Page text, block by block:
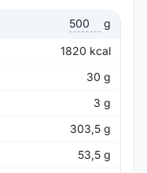
g
1820 kcal
30 g
3 g
303,5 g
53,5 g